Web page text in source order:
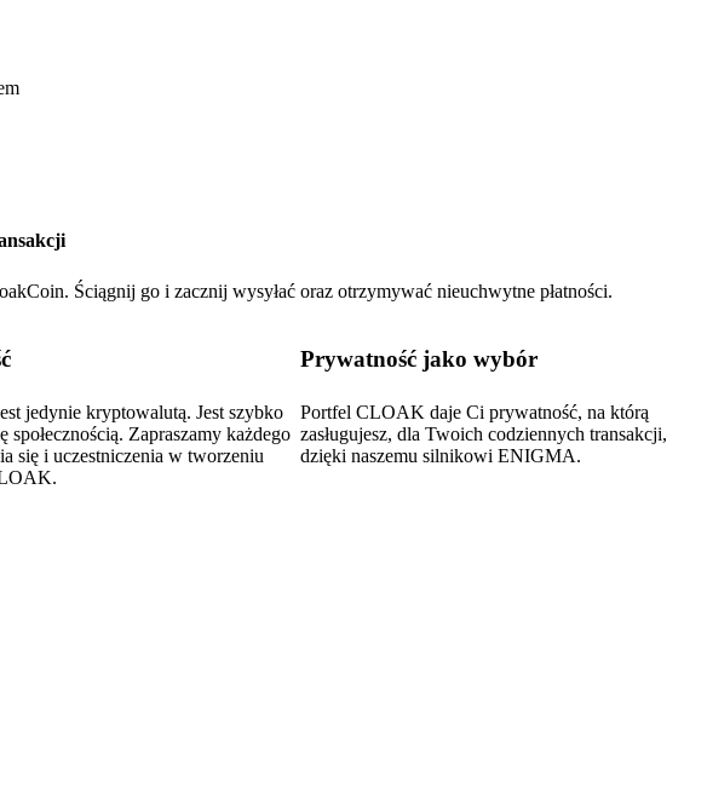
Ściągnij go i zacznij wysyłać oraz otrzymywać nieuchwytne płatności.
jedynie kryptowalutą. Jest szybko
społecznością. Zapraszamy każdego
się i uczestniczenia w tworzeniu
Prywatność jako wybór
Portfel CLOAK daje Ci prywatność, na którą
zasługujesz, dla Twoich codziennych transakcji,
dzięki naszemu silnikowi ENIGMA.